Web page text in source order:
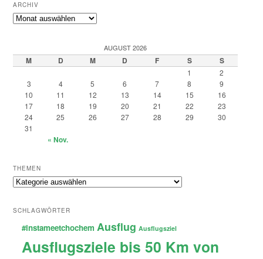
ARCHIV
Archiv
AUGUST 2026
M D M D F S S
1
2
3
4 5 6 7 8
9
10
11 12 13 14 15
16
17
18 19 20 21 22
23
24
25 26 27 28 29
30
31
« Nov.
THEMEN
Themen
SCHLAGWÖRTER
#instameetchochem Ausflug Ausflugsziel
Ausflugsziele bis 50 Km von